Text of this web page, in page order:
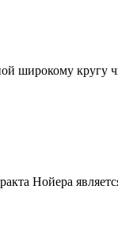
широкому кругу
Нойера